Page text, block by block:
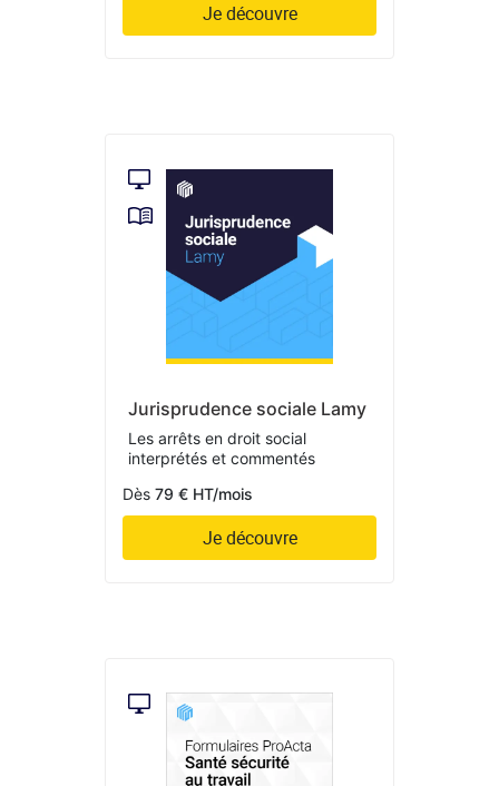
Je découvre
Jurisprudence sociale Lamy
Les arrêts en droit social
interprétés et commentés
Dès 79 € HT/mois
Je découvre